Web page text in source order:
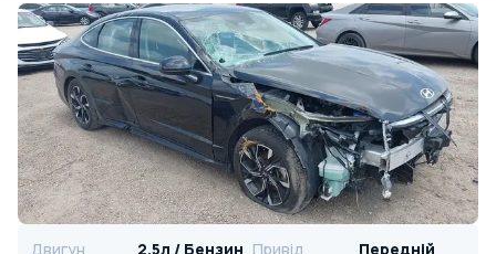
Двигун 2.5л / Бензин Привід
Передній